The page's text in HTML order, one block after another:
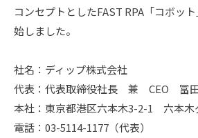
コンセプトとしたFAST RPA「コボッ
始しました。
社名：ディップ株式会社
代表：代表取締役社長 兼 CEO 冨
本社：東京都港区六本木3-2-1 六本木
電話：03-5114-1177（代表）